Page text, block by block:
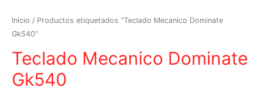
Inicio / Productos etiquetados “Teclado Mecanico Dominate
Gk540”
Teclado Mecanico Dominate
Gk540